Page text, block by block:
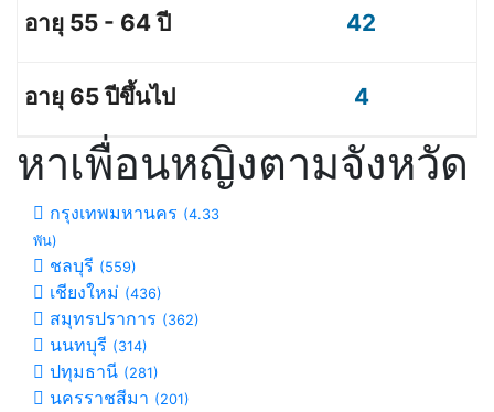
42
4
หาเพื่อนหญิงตามจังหวัด
กรุงเทพมหานคร (4.33
พัน)
ชลบุรี (559)
เชียงใหม่ (436)
สมุทรปราการ (362)
นนทบุรี (314)
ปทุมธานี (281)
นครราชสีมา (201)